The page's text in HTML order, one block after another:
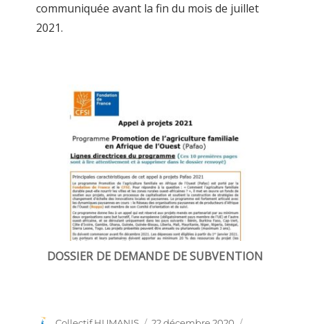
communiquée avant la fin du mois de juillet
2021.
DOSSIER DE DEMANDE DE SUBVENTION